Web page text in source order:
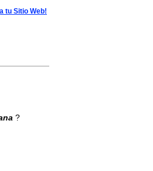
tu Sitio Web!
?